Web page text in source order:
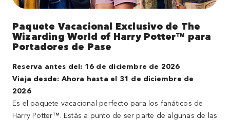
Paquete Vacacional Exclusivo de The
Wizarding World of Harry Potter™ para
Portadores de Pase
Reserva antes del: 16 de diciembre de 2026
Viaja desde: Ahora hasta el 31 de diciembre de
2026
Es el paquete vacacional perfecto para los fanáticos de
Harry Potter™. Estás a punto de ser parte de algunas de las